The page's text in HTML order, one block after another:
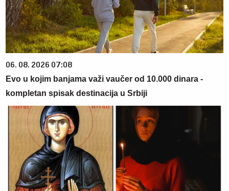
06. 08. 2026 07:08
Evo u kojim banjama važi vaučer od 10.000 dinara -
kompletan spisak destinacija u Srbiji